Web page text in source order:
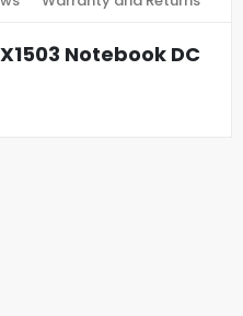
Notebook DC